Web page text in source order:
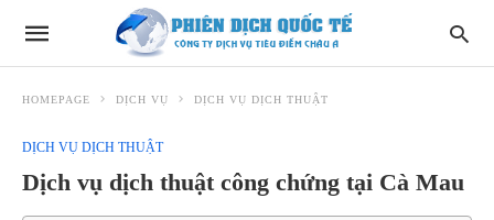
HOMEPAGE DỊCH VỤ DỊCH VỤ DỊCH THUẬT
DỊCH VỤ DỊCH THUẬT
Dịch vụ dịch thuật công chứng tại Cà Mau